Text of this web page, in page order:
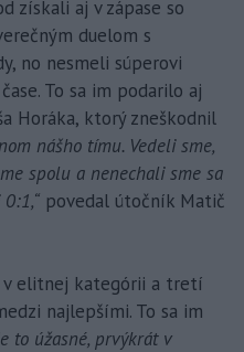
získali aj v zápase so
duelom s
no nesmeli súperovi
To sa im podarilo aj
Horáka, ktorý zneškodnil
nášho tímu. Vedeli sme,
spolu a nenechali sme sa
povedal útočník Matič
v elitnej kategórii a tretí
najlepšími. To sa im
to úžasné, prvýkrát v